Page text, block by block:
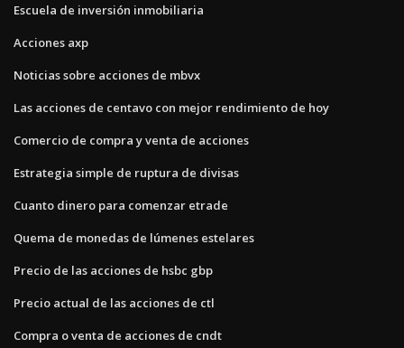
Escuela de inversión inmobiliaria
Acciones axp
Noticias sobre acciones de mbvx
Las acciones de centavo con mejor rendimiento de hoy
Comercio de compra y venta de acciones
Estrategia simple de ruptura de divisas
Cuanto dinero para comenzar etrade
Quema de monedas de lúmenes estelares
Precio de las acciones de hsbc gbp
Precio actual de las acciones de ctl
Compra o venta de acciones de cndt